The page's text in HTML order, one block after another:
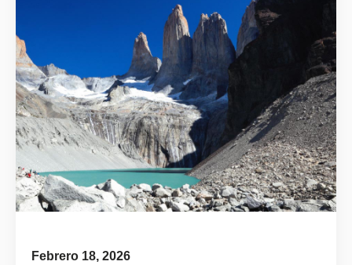
Febrero 18, 2026